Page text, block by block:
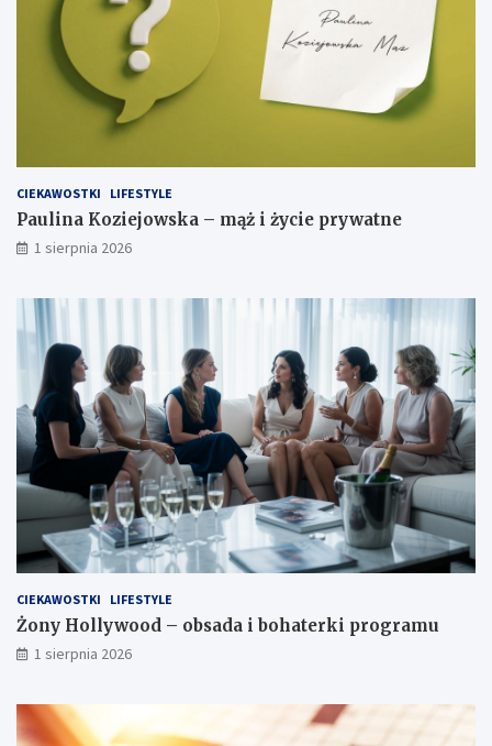
CIEKAWOSTKI LIFESTYLE
Paulina Koziejowska – mąż i życie prywatne
1 sierpnia 2026
CIEKAWOSTKI LIFESTYLE
Żony Hollywood – obsada i bohaterki programu
1 sierpnia 2026